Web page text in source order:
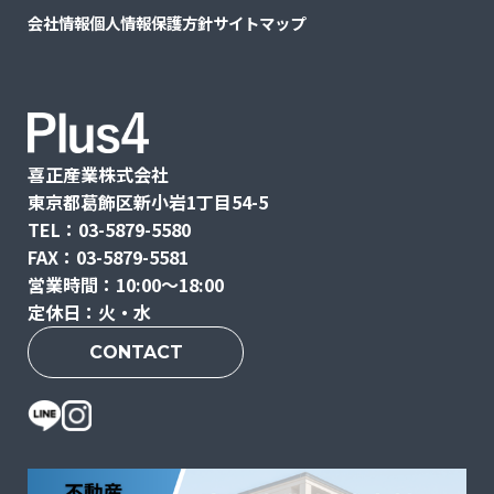
会社情報個人情報保護方針サイトマップ
喜正産業株式会社
東京都葛飾区新小岩1丁目54-5
TEL：03-5879-5580
FAX：03-5879-5581
営業時間：10:00〜18:00
定休日：火・水
CONTACT